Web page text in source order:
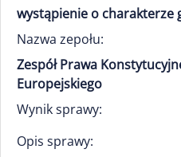
wystąpienie o charakterze
Nazwa zepołu:
Zespół Prawa
Europejskiego
Wynik sprawy:
Opis sprawy: